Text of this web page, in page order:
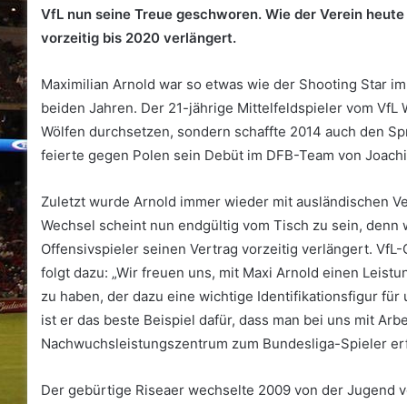
VfL nun seine Treue geschworen. Wie der Verein
vorzeitig bis 2020 verlängert.
Maximilian Arnold war so etwas wie der Shooting Star
beiden Jahren. Der 21-jährige Mittelfeldspieler vom
Wölfen durchsetzen, sondern schaffte 2014 auch den
feierte gegen Polen sein Debüt im DFB-Team von
Zuletzt wurde Arnold immer wieder mit ausländischen
Wechsel scheint nun endgültig vom Tisch zu sein, denn
Offensivspieler seinen Vertrag vorzeitig verlängert.
folgt dazu: „Wir freuen uns, mit Maxi Arnold einen
zu haben, der dazu eine wichtige Identifikationsfigur für
ist er das beste Beispiel dafür, dass man bei uns mit
Nachwuchsleistungszentrum zum Bundesliga-Spieler
Der gebürtige Riseaer wechselte 2009 von der Jugend